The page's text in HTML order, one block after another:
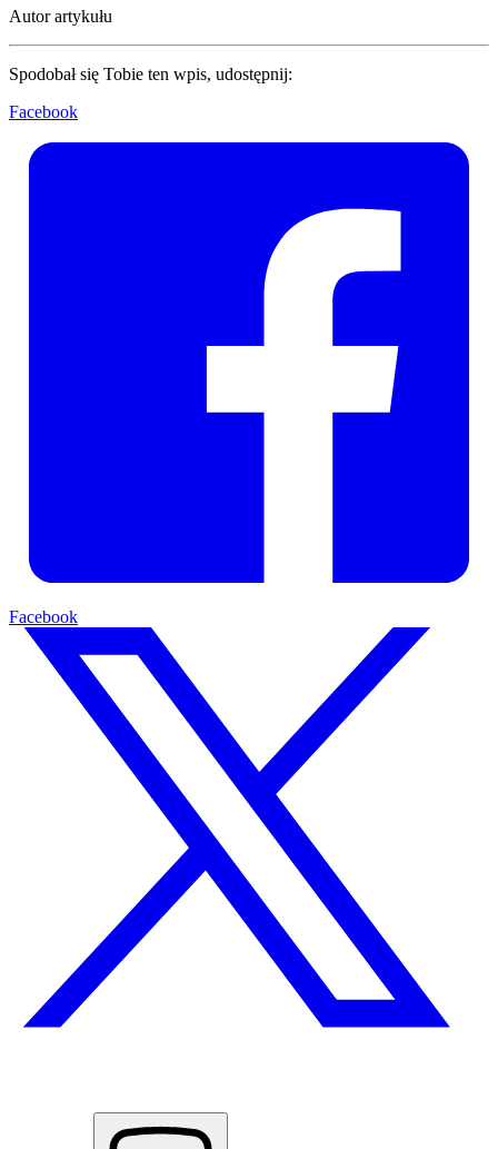
Autor artykułu
Spodobał się Tobie ten wpis, udostępnij:
Facebook
Facebook